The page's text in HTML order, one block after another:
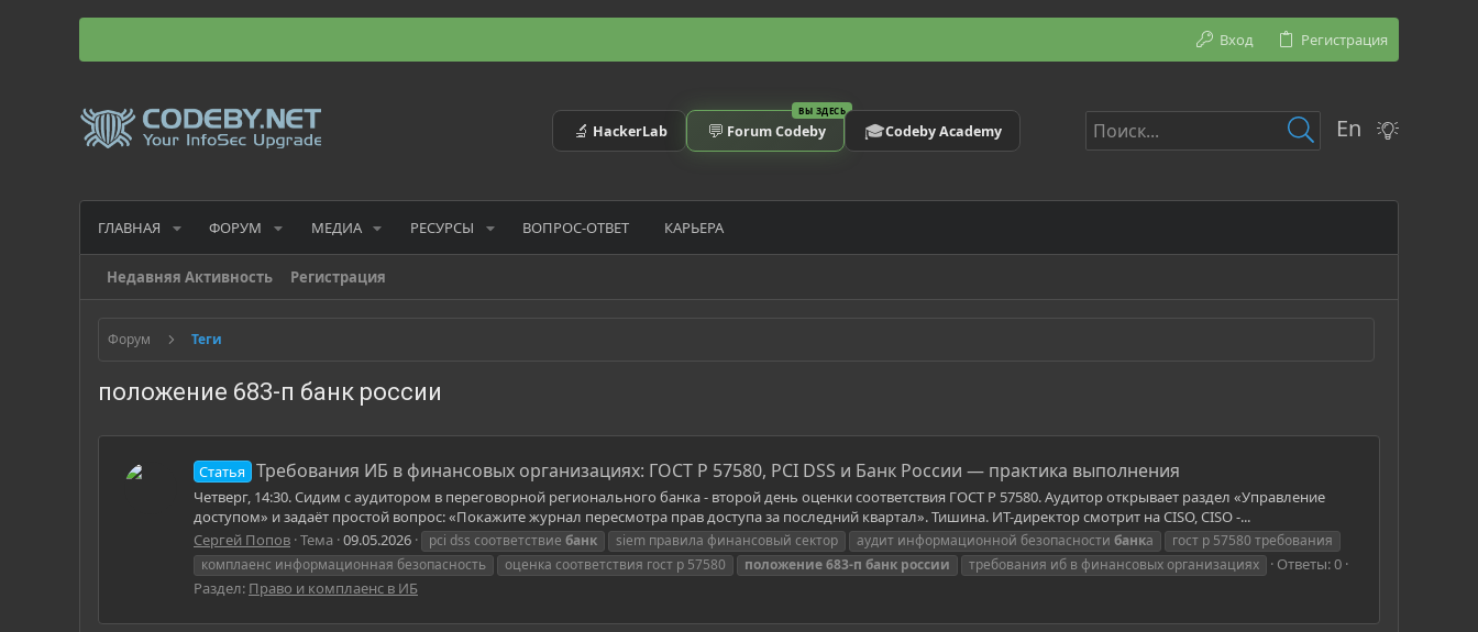
Вход Регистрация
🔬 HackerLab
ВЫ ЗДЕСЬ
💬 Forum Codeby 🎓Codeby Academy En
ГЛАВНАЯ ФОРУМ МЕДИА РЕСУРСЫ ВОПРОС-ОТВЕТ КАРЬЕРА
Недавняя Активность Регистрация
Форум Теги
положение 683-п банк россии
Статья Требования ИБ в финансовых организациях: ГОСТ Р 57580, PCI DSS и Банк России — практика выполнения
Четверг, 14:30. Сидим с аудитором в переговорной регионального банка - второй день оценки соответствия ГОСТ Р 57580. Аудитор открывает раздел «Управление
доступом» и задаёт простой вопрос: «Покажите журнал пересмотра прав доступа за последний квартал». Тишина. ИТ-директор смотрит на CISO, CISO -...
Сергей Попов Тема 09.05.2026 pci dss соответствие банк siem правила финансовый сектор аудит информационной безопасности банка
гост р 57580 требования
комплаенс информационная безопасность
оценка соответствия гост р 57580 положение683-п банк россии требования иб в финансовых организациях
Ответы: 0
Раздел: Право и комплаенс в ИБ